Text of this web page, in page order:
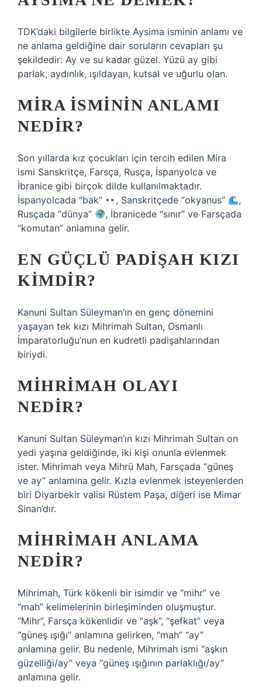
TDK’daki bilgilerle birlikte Aysima isminin anlamı ve
ne anlama geldiğine dair soruların cevapları şu
şekildedir: Ay ve su kadar güzel. Yüzü ay gibi
parlak, aydınlık, ışıldayan, kutsal ve uğurlu olan.
MIRA ISMININ ANLAMI
NEDIR?
Son yıllarda kız çocukları için tercih edilen Mira
ismi Sanskritçe, Farsça, Rusça, İspanyolca ve
İbranice gibi birçok dilde kullanılmaktadır.
İspanyolcada “bak”
, Sanskritçede “okyanus”
,
Rusçada “dünya”
, İbranicede “sınır” ve Farsçada
“komutan” anlamına gelir.
EN GÜÇLÜ PADIŞAH KIZI
KIMDIR?
Kanuni Sultan Süleyman’ın en genç dönemini
yaşayan tek kızı Mihrimah Sultan, Osmanlı
İmparatorluğu’nun en kudretli padişahlarından
biriydi.
MIHRIMAH OLAYI
NEDIR?
Kanuni Sultan Süleyman’ın kızı Mihrimah Sultan on
yedi yaşına geldiğinde, iki kişi onunla evlenmek
ister. Mihrimah veya Mihrü Mah, Farsçada “güneş
ve ay” anlamına gelir. Kızla evlenmek isteyenlerden
biri Diyarbekir valisi Rüstem Paşa, diğeri ise Mimar
Sinan’dır.
MIHRIMAH ANLAMA
NEDIR?
Mihrimah, Türk kökenli bir isimdir ve “mihr” ve
“mah” kelimelerinin birleşiminden oluşmuştur.
“Mihr”, Farsça kökenlidir ve “aşk”, “şefkat” veya
“güneş ışığı” anlamına gelirken, “mah” “ay”
anlamına gelir. Bu nedenle, Mihrimah ismi “aşkın
güzelliği/ay” veya “güneş ışığının parlaklığı/ay”
anlamına gelir.